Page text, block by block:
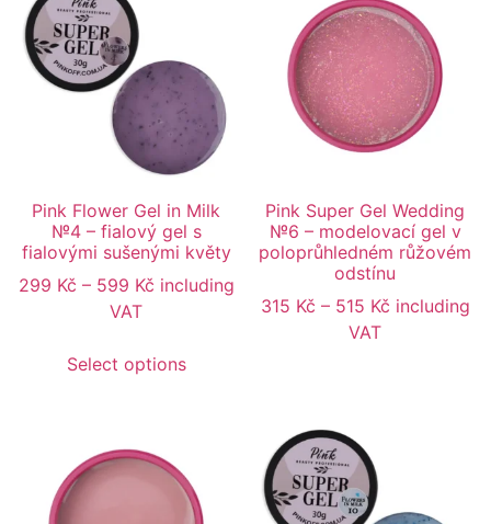
Pink Flower Gel in Milk
№4 – fialový gel s
fialovými sušenými květy
299 Kč – 599 Kč including
VAT
Select options
Pink Super Gel Wedding
№6 – modelovací gel v
poloprůhledném růžovém
odstínu
315 Kč – 515 Kč including
VAT